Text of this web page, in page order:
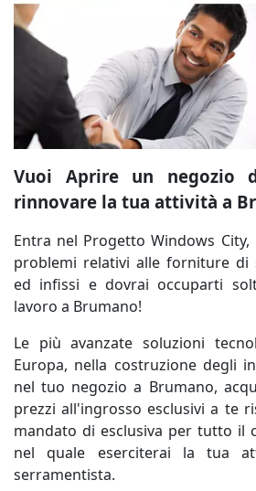
Vuoi Aprire un negozio
rinnovare la tua attività a
Entra nel Progetto Windows
problemi relativi alle forniture di
ed infissi e dovrai occuparti
lavoro a Brumano!
Le più avanzate soluzioni
Europa, nella costruzione degli
nel tuo negozio a Brumano,
prezzi all'ingrosso esclusivi a te
mandato di esclusiva per tutto il
nel quale eserciterai la tua
serramentista.